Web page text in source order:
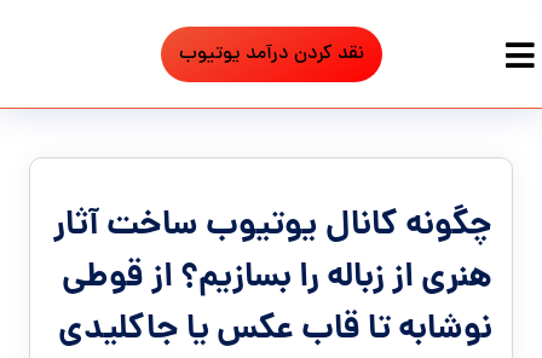
نقد کردن درآمد یوتیوب
چگونه کانال یوتیوب ساخت آثار
هنری از زباله را بسازیم؟ از قوطی
نوشابه تا قاب عکس یا جاکلیدی